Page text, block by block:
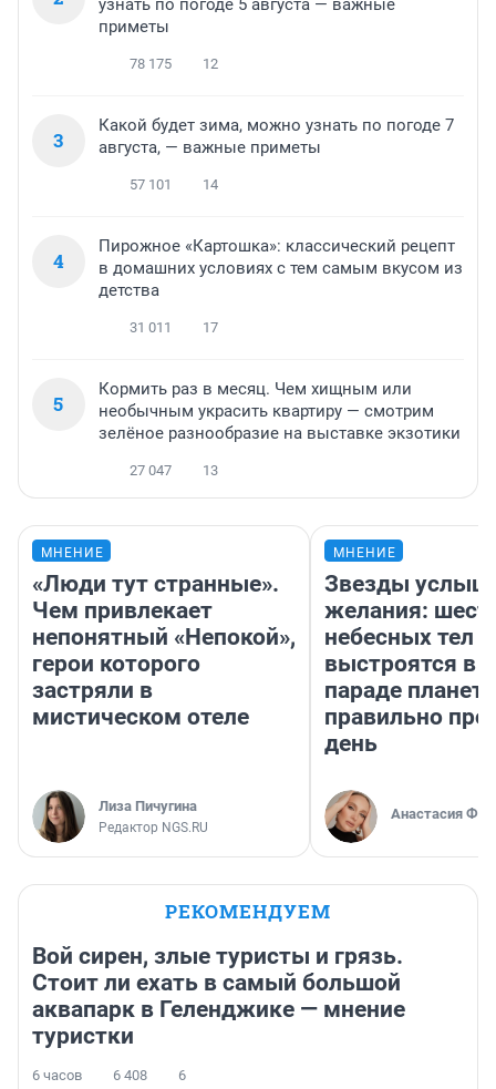
узнать по погоде 5 августа — важные
приметы
78 175 12
3
Какой будет зима, можно узнать по погоде 7
августа, — важные приметы
57 101 14
4
Пирожное «Картошка»: классический рецепт
в домашних условиях с тем самым вкусом из
детства
31 011 17
5
Кормить раз в месяц. Чем хищным или
необычным украсить квартиру — смотрим
зелёное разнообразие на выставке экзотики
27 047 13
МНЕНИЕ
«Люди тут странные».
Чем привлекает
непонятный «Непокой»,
герои которого
застряли в
мистическом отеле
Лиза Пичугина
Редактор NGS.RU
МНЕНИЕ
Звезды
желания:
небесных тел
выстроятся в
параде планет
правильно
день
Анастасия
РЕКОМЕНДУЕМ
Вой сирен, злые туристы и грязь.
Стоит ли ехать в самый большой
аквапарк в Геленджике — мнение
туристки
6 часов 6 408 6